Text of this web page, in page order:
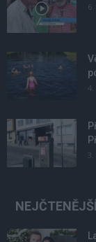
4.